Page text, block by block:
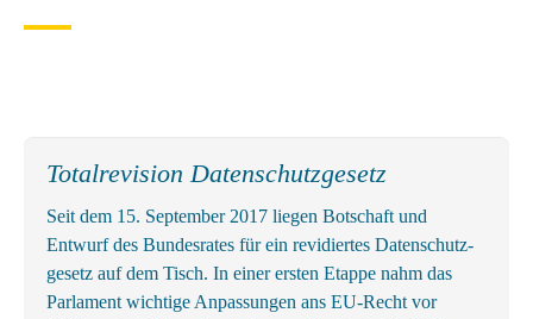
Totalrevision Datenschutzgesetz
Seit dem 15. September 2017 liegen Botschaft und
Entwurf des Bundes­rates für ein revidiertes Daten­schutz­
gesetz auf dem Tisch. In einer ersten Etappe nahm das
Parlament wichtige An­passungen ans EU-Recht vor